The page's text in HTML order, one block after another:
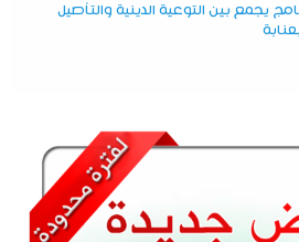
يجمع بين التوعية الدينية والتأصيل